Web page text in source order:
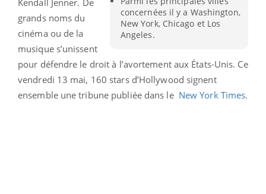
concernées il y a Washington,
New York, Chicago et Los
Angeles.
grands noms du
cinéma ou de la
musique s’unissent
pour défendre le droit à l’avortement aux États-Unis. Ce
vendredi 13 mai, 160 stars d’Hollywood signent
ensemble une tribune publiée dans le New York Times.